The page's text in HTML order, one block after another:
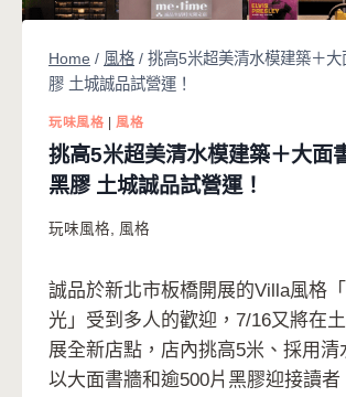
Home / 風格 / 挑高5米超美清水模建築＋
膠 土城誠品試營運！
玩味風格 |風格
挑高5米超美清水模建築＋大面
黑膠 土城誠品試營運！
玩味風格 風格
誠品於新北市板橋開展的Villa風格
光」受到多人的歡迎，7/16又將在
展全新店點，店內挑高5米、採用清
以大面書牆和逾500片黑膠迎接讀者